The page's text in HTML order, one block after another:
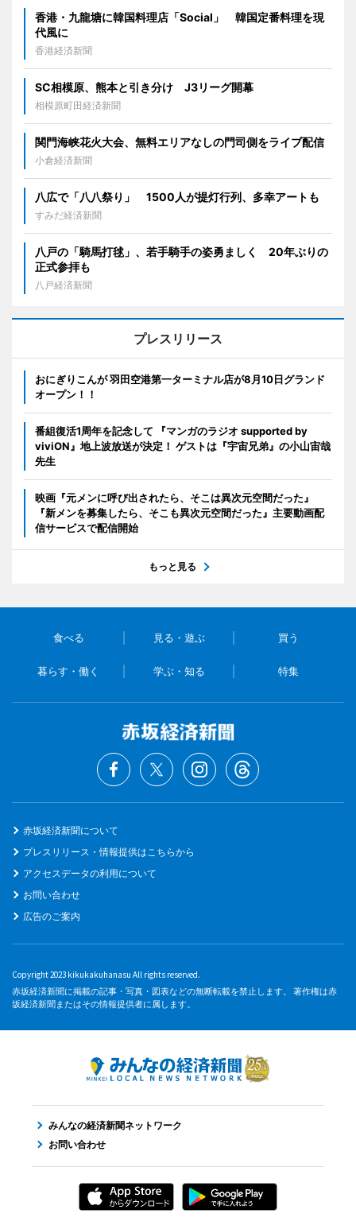
香港・九龍塘に韓国料理店「Social」 韓国定番料理を現
代風に
香港経済新聞
SC相模原、熊本と引き分け J3リーグ開幕
相模原町田経済新聞
関門海峡花火大会、無料エリアなしの門司側をライブ配信
小倉経済新聞
八広で「八八祭り」 1500人が提灯行列、多幸アートも
すみだ経済新聞
八戸の「騎馬打毬」、若手騎手の姿勇ましく 20年ぶりの
正式参拝も
八戸経済新聞
プレスリリース
おにぎりこんが 羽田空港第一ターミナル店が8月10日グランド
オープン！！
番組復活1周年を記念して 『マンガのラジオ supported by
viviON』地上波放送が決定！ ゲストは『宇宙兄弟』の小山宙哉
先生
映画『元メンに呼び出されたら、そこは異次元空間だった』
『新メンを募集したら、そこも異次元空間だった』主要動画配
信サービスで配信開始
もっと見る
食べる 見る・遊ぶ 買う
暮らす・働く 学ぶ・知る 特集
赤坂経済新聞について
プレスリリース・情報提供はこちらから
アクセスデータの利用について
お問い合わせ
広告のご案内
Copyright 2023 kikukakuhanasu All rights reserved.
赤坂経済新聞に掲載の記事・写真・図表などの無断転載を禁止します。 著作権は赤
坂経済新聞またはその情報提供者に属します。
みんなの経済新聞ネットワーク
お問い合わせ